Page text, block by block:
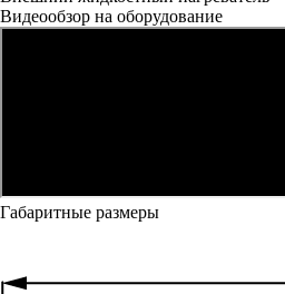
Видеообзор на оборудование
Габаритные размеры